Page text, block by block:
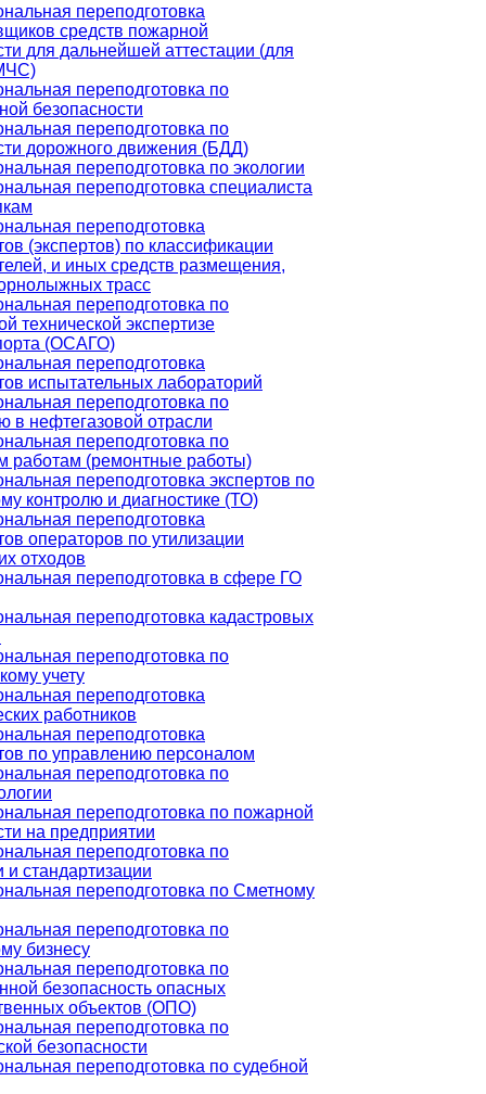
переподготовка
средств пожарной
для дальнейшей аттестации (для
переподготовка по
безопасности
переподготовка по
дорожного движения (БДД)
переподготовка по экологии
переподготовка специалиста
переподготовка
(экспертов) по классификации
и иных средств размещения,
трасс
переподготовка по
технической экспертизе
(ОСАГО)
переподготовка
испытательных лабораторий
переподготовка по
в нефтегазовой отрасли
переподготовка по
работам (ремонтные работы)
переподготовка экспертов по
контролю и диагностике (ТО)
переподготовка
операторов по утилизации
отходов
переподготовка в сфере ГО
переподготовка кадастровых
переподготовка по
учету
переподготовка
работников
переподготовка
по управлению персоналом
переподготовка по
переподготовка по пожарной
на предприятии
переподготовка по
и стандартизации
переподготовка по Сметному
переподготовка по
бизнесу
переподготовка по
безопасность опасных
объектов (ОПО)
переподготовка по
безопасности
переподготовка по судебной